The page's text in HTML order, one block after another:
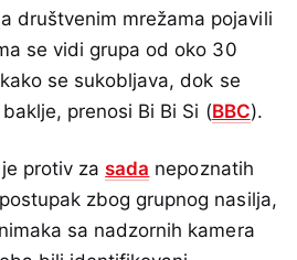
društvenim mrežama pojavili
se vidi grupa od oko 30
se sukobljava, dok se
prenosi Bi Bi Si (BBC).
je protiv zasada nepoznatih
zbog grupnog nasilja,
sa nadzornih kamera